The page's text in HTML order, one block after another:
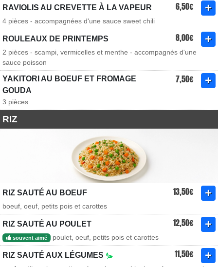
RAVIOLIS AU CREVETTE À LA VAPEUR 6,50€
4 pièces - accompagnées d'une sauce sweet chili
ROULEAUX DE PRINTEMPS 8,00€
2 pièces - scampi, vermicelles et menthe - accompagnés d'une
sauce poisson
YAKITORI AU BOEUF ET FROMAGE
GOUDA
7,50€
3 pièces
RIZ
RIZ SAUTÉ AU BOEUF 13,50€
boeuf, oeuf, petits pois et carottes
RIZ SAUTÉ AU POULET 12,50€
souvent aimé poulet, oeuf, petits pois et carottes
RIZ SAUTÉ AUX LÉGUMES 11,50€